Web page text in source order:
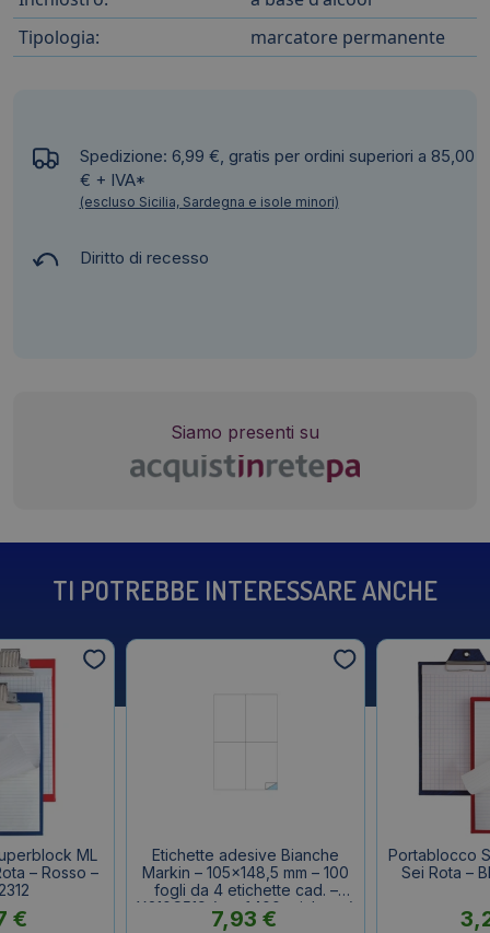
Tipologia:
marcatore permanente
Spedizione: 6,99 €, gratis per ordini superiori a 85,00
€ + IVA*
(escluso Sicilia, Sardegna e isole minori)
Diritto di recesso
Siamo presenti su
TI POTREBBE INTERESSARE ANCHE
ML
– Rosso –
€
Etichette adesive Bianche
Markin – 105×148,5 mm – 100
fogli da 4 etichette cad. –
X210C519 (conf.400 etichette)
7,93 €
Portablocco
Sei Rota –